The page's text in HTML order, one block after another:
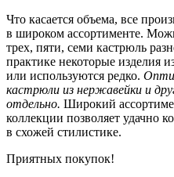
Что касается объема, все
в широком ассортименте.
трех, пяти, семи кастрюль
практике некоторые изделия
или используются редко.
кастрюли из нержавейки и
отдельно. Широкий
коллекции позволяет удачно
в схожей стилистике.
Приятных покупок!